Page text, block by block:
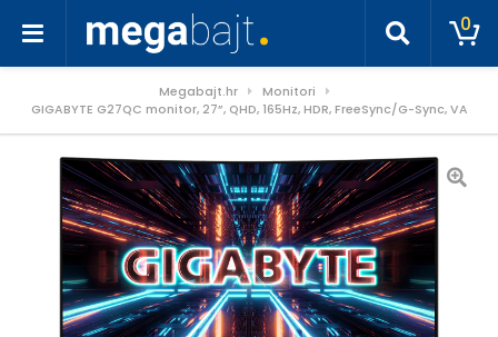
0
Megabajt.hr
Monitori
GIGABYTE G27QC monitor, 27”, QHD, 165Hz, HDR, FreeSync/G-Sync, VA